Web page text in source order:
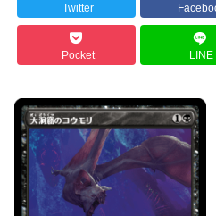
Twitter
Pocket LINE